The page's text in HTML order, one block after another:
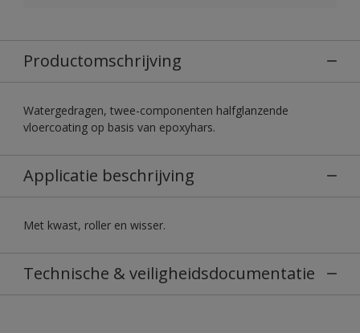
Productomschrijving
Watergedragen, twee-componenten halfglanzende
vloercoating op basis van epoxyhars.
Applicatie beschrijving
Met kwast, roller en wisser.
Technische & veiligheidsdocumentatie